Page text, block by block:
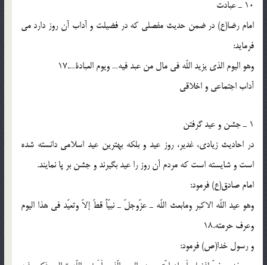
10 ـ عبادت
امام رضا(ع) در ضمن حدیث مفصلی که در فضیلت و آداب آن روز دارد می
فرماید:
وهو الیوم الذی یزید اللّه فی مال من عبد فیه… ویوم العبادة….17
آداب اجتماعی و اخلاقی
1 ـ جشن و عید گرفتن
در احادیث زیادی، غدیر، روز عید و بلکه بهترین عید اسلامی دانسته شده
است و شایسته است که مردم آن روز را عید بگیرند و جشن بر پا نمایند.
امام صادق(ع) فرمود:
وهو عید اللّه الاکبر ومابعث اللّه ـ عزّوجلّ ـ نبیّاً قطّ إلاّ وتعیّد فی هذا الیوم
وعرف حرمته.18
و رسول خدا(ص) فرمود: